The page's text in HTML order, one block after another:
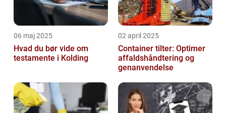
06 maj 2025
Hvad du bør vide om
testamente i Kolding
02 april 2025
Container tilter: Optimer
affaldshåndtering og
genanvendelse